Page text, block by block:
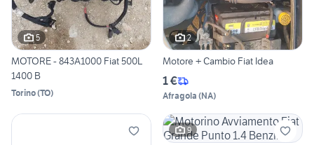
5
MOTORE - 843A1000 Fiat 500L
1400 B
Torino(TO)
2
Motore + Cambio Fiat Idea
1 €
Afragola (NA)
9